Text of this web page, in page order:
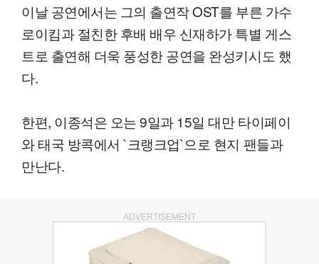
이날 공연에서는 그의 출연작 OST를 부른 가수
로이킴과 절친한 후배 배우 신재하가 특별 게스
트로 출연해 더욱 풍성한 공연을 완성키시도 했
다.
한편, 이종석은 오는 9일과 15일 대만 타이페이
와 태국 방콕에서 `크랭크업`으로 현지 팬들과
만난다.
ADVERTISEMENT